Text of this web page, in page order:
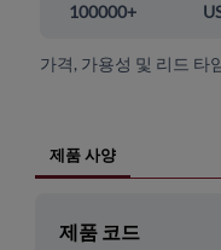
100000+
가격, 가용성 및 리드 타
제품 사양
제품 코드